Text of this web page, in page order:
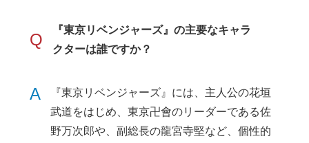
Q
『東京リベンジャーズ』の主要なキャラ
クターは誰ですか？
A
『東京リベンジャーズ』には、主人公の花垣
武道をはじめ、東京卍會のリーダーである佐
野万次郎や、副総長の龍宮寺堅など、個性的